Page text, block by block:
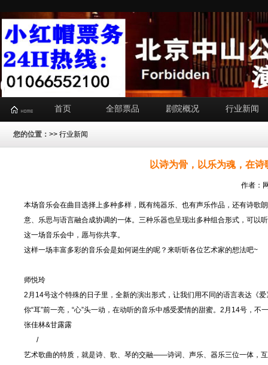
首页 全部票品 剧院概况 行业新闻
您的位置： >> 行业新闻
以诗为骨，以乐为魂，在
作者：
本场音乐会在曲目选择上多种多样，既有纯器乐、也有声乐作品，还有诗歌
意、乐思与语言融合成协调的一体。三种乐器也呈现出多种组合形式，可以
这一场音乐会中，愿与你共享。
这样一场丰富多彩的音乐会是如何诞生的呢？来听听各位艺术家的想法吧~
师悦玲
2月14号这个特殊的日子里，全新的演出形式，让我们用不同的语言表达《
你“耳”前一亮，“心”头一动，在动听的音乐中感受爱情的甜蜜。2月14号，不
张佳林&甘露露
/
艺术歌曲的特质，就是诗、歌、琴的交融——诗词、声乐、器乐三位一体，